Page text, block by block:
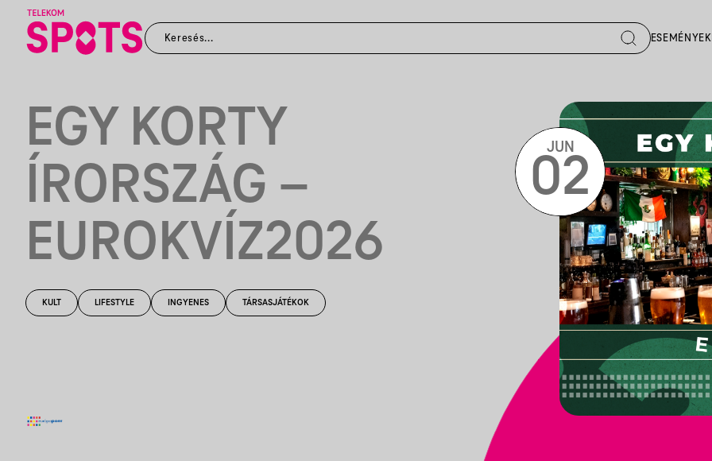
ESEMÉNYEK
EGY KORTY
ÍRORSZÁG –
EUROKVÍZ2026
KULT LIFESTYLE INGYENES TÁRSASJÁTÉKOK
JUN
02